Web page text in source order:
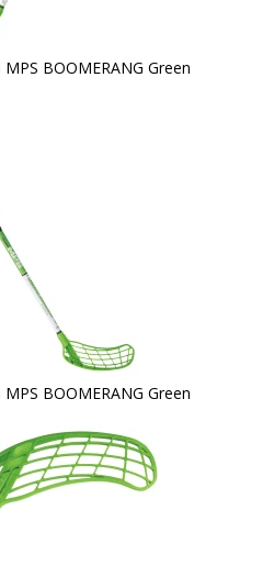
BOOMERANG Green
BOOMERANG Green